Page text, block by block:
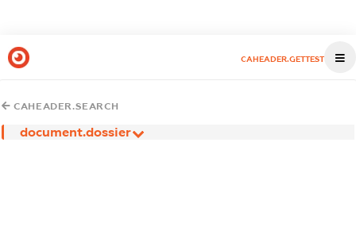
CAHEADER.GETTEST
CAHEADER.SEARCH
document.dossier